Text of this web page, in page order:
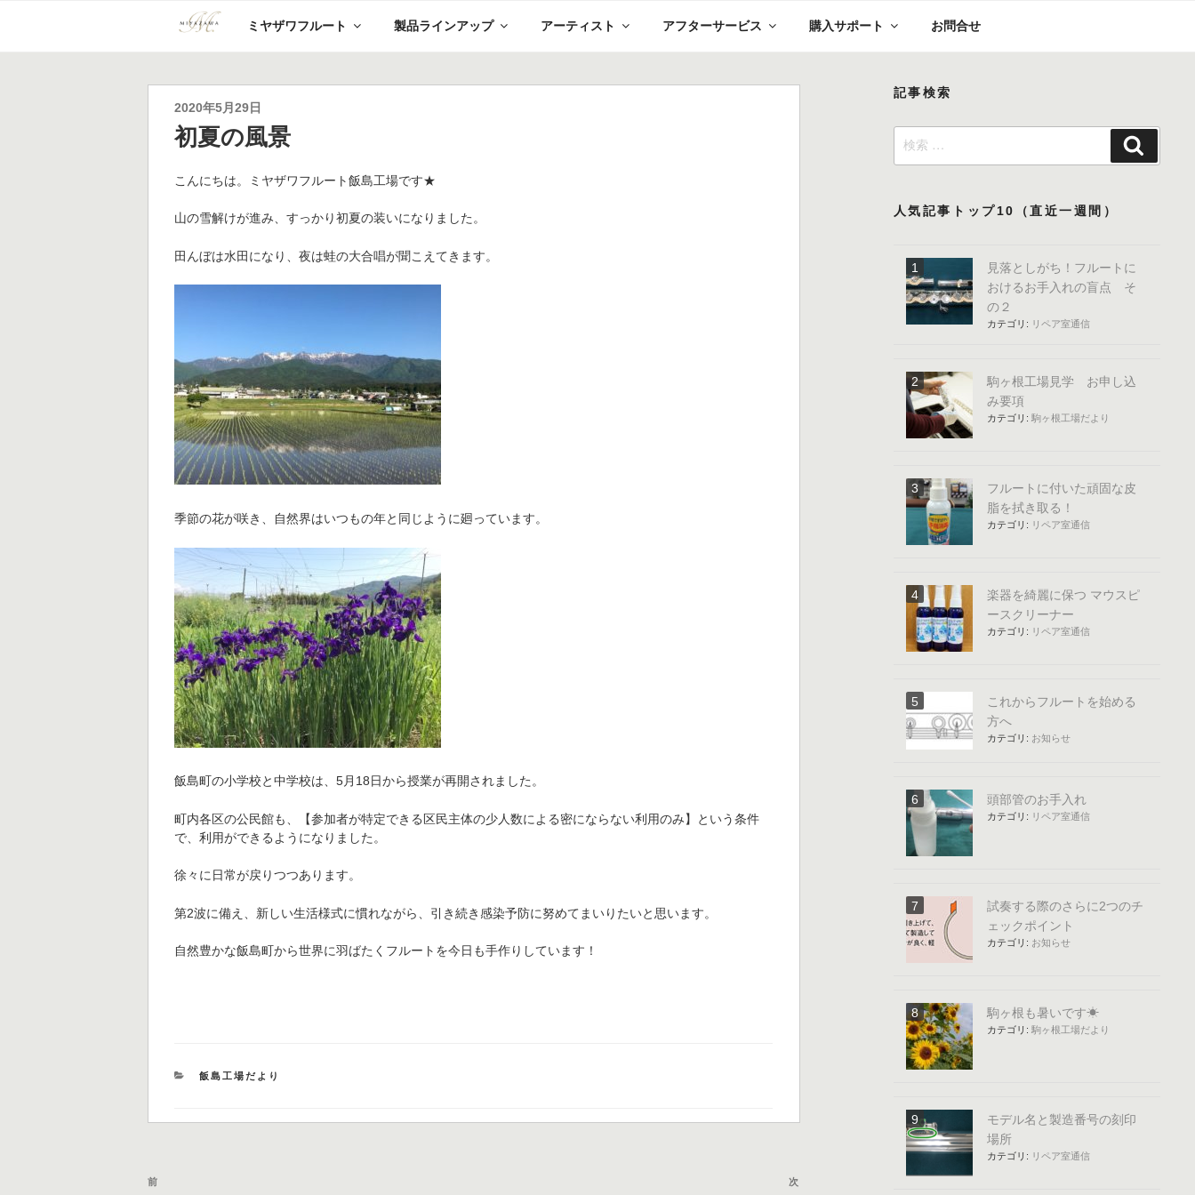
ミヤザワフルート 製品ラインアップ アーティスト アフターサービス 購入サポート お問合せ
投
稿
日:
2020年5月29日
初夏の風景
こんにちは。ミヤザワフルート飯島工場です★
山の雪解けが進み、すっかり初夏の装いになりました。
田んぼは水田になり、夜は蛙の大合唱が聞こえてきます。
季節の花が咲き、自然界はいつもの年と同じように廻っています。
飯島町の小学校と中学校は、5月18日から授業が再開されました。
町内各区の公民館も、【参加者が特定できる区民主体の少人数による密にならない利用のみ】という条件
で、利用ができるようになりました。
徐々に日常が戻りつつあります。
第2波に備え、新しい生活様式に慣れながら、引き続き感染予防に努めてまいりたいと思います。
自然豊かな飯島町から世界に羽ばたくフルートを今日も手作りしています！
カ
飯島工場だより
投
過
前 次
記事検索
検
索:
索
人気記事トップ10（直近一週間）
見落としがち！フルートに
おけるお手入れの盲点 そ
の２
カテゴリ: リペア室通信
駒ヶ根工場見学 お申し込
み要項
カテゴリ: 駒ヶ根工場だより
フルートに付いた頑固な皮
脂を拭き取る！
カテゴリ: リペア室通信
楽器を綺麗に保つ マウスピ
ースクリーナー
カテゴリ: リペア室通信
これからフルートを始める
方へ
カテゴリ: お知らせ
頭部管のお手入れ
カテゴリ: リペア室通信
試奏する際のさらに2つのチ
ェックポイント
カテゴリ: お知らせ
駒ヶ根も暑いです☀
カテゴリ: 駒ヶ根工場だより
モデル名と製造番号の刻印
場所
カテゴリ: リペア室通信